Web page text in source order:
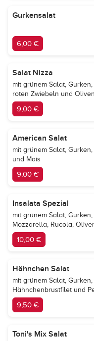
Gurkensalat
6,00 €
Salat Nizza
mit grünem Salat,
roten Zwiebeln und Oliven
9,00 €
American Salat
mit grünem Salat, Gurken,
und Mais
9,00 €
Insalata Spezial
mit grünem Salat, Gurken,
Mozzarella, Rucola,
10,00 €
Hähnchen Salat
mit grünem Salat, Gurken,
Hähnchenbrustfilet und
9,50 €
Toni's Mix Salat